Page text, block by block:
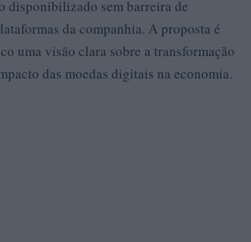
disponibilizado sem barreira de
da companhia. A proposta é
uma visão clara sobre a transformação
das moedas digitais na economia.